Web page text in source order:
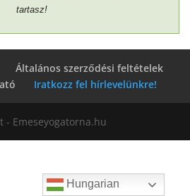
tartasz!
Általános szerződési feltételek
Iratkozz fel hírlevelünkre!
- Emeseyogatorna.hu
Hungarian